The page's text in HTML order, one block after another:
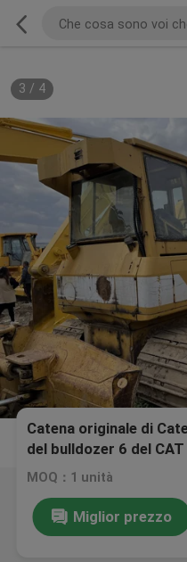
3 / 4
Catena originale di
del bulldozer 6 del
LGP
MOQ：1 unità
Miglior prezzo